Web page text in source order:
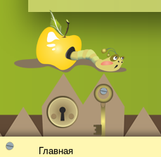
Главная